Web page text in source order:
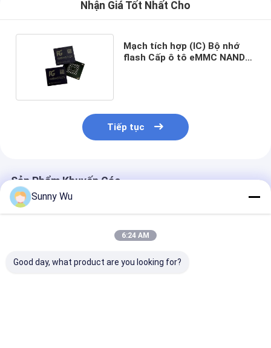
Nhận Giá Tốt Nhất Cho
Mạch tích hợp (IC) Bộ nhớ
flash Cấp ô tô eMMC NAND
Tiếp tục
Sản Phẩm Khuyến Cáo
Sunny Wu
6:24 AM
Good day, what product are you looking for?